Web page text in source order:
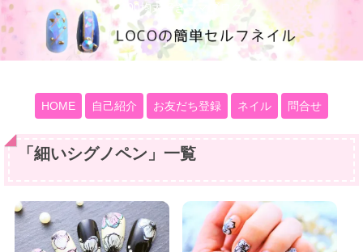
100均大好きママブログ
HOME 自己紹介 お友だち登録 ネイル 問合せ
「 細いシグノペン 」 一覧